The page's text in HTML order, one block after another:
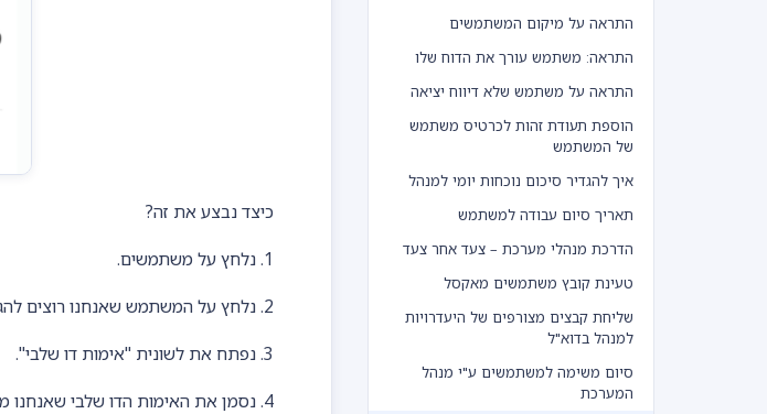
התראה על מיקום המשתמשים
התראה: משתמש עורך את הדוח שלו
התראה על משתמש שלא דיווח יציאה
הוספת תעודת זהות לכרטיס משתמש
של המשתמש
איך להגדיר סיכום נוכחות יומי למנהל
תאריך סיום עבודה למשתמש
הדרכת מנהלי מערכת – צעד אחר צעד
טעינת קובץ משתמשים מאקסל
שליחת קבצים מצורפים של היעדרויות
למנהל בדוא"ל
סיום משימה למשתמשים ע"י מנהל
המערכת
כיצד נבצע את זה?
1. נלחץ על משתמשים.
2. נלחץ על המשתמש שאנחנו רוצים להגדיר לו את האימות הדו שלבי.
3. נפתח את לשונית "אימות דו שלבי".
4. נסמן את האימות הדו שלבי שאנחנו מעוניינים בו: